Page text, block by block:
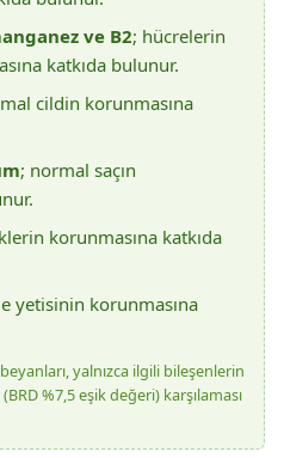
ve B2; hücrelerin
katkıda bulunur.
cildin korunmasına
; normal saçın
korunmasına katkıda
yetisinin korunmasına
yalnızca ilgili bileşenlerin
%7,5 eşik değeri) karşılaması